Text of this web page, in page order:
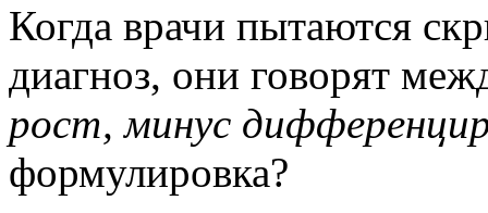
Когда врачи пытаются
диагноз, они говорят
рост, минус
формулировка?